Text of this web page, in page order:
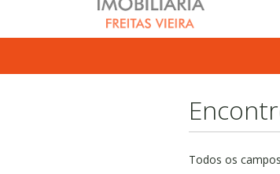
Todos os